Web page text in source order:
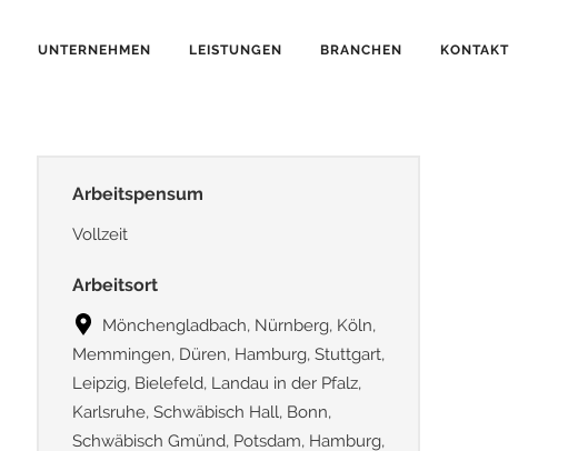
UNTERNEHMEN LEISTUNGEN BRANCHEN KONTAKT
Arbeitspensum
Vollzeit
Arbeitsort
Mönchengladbach, Nürnberg, Köln,
Memmingen, Düren, Hamburg, Stuttgart,
Leipzig, Bielefeld, Landau in der Pfalz,
Karlsruhe, Schwäbisch Hall, Bonn,
Schwäbisch Gmünd, Potsdam, Hamburg,